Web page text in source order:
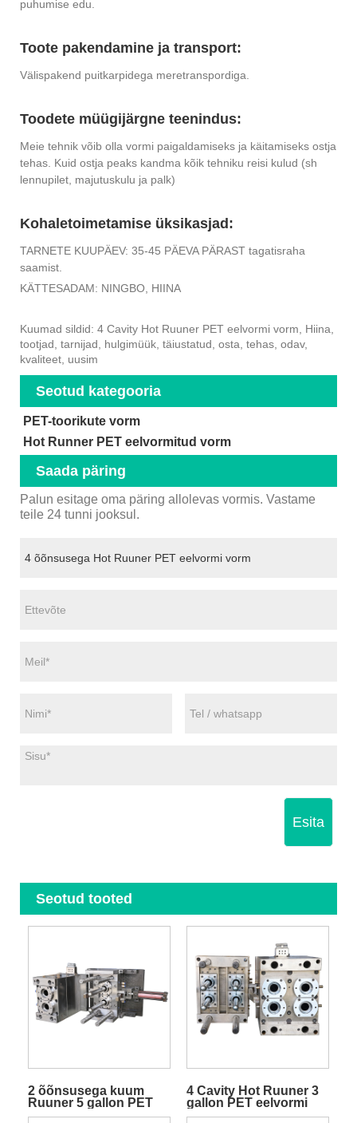
puhumise edu.
Toote pakendamine ja transport:
Välispakend puitkarpidega meretranspordiga.
Toodete müügijärgne teenindus:
Meie tehnik võib olla vormi paigaldamiseks ja käitamiseks ostja
tehas. Kuid ostja peaks kandma kõik tehniku ​​reisi kulud (sh
lennupilet, majutuskulu ja palk)
Kohaletoimetamise üksikasjad:
TARNETE KUUPÄEV: 35-45 PÄEVA PÄRAST tagatisraha
saamist.
KÄTTESADAM: NINGBO, HIINA
Kuumad sildid: 4 Cavity Hot Ruuner PET eelvormi vorm, Hiina,
tootjad, tarnijad, hulgimüük, täiustatud, osta, tehas, odav,
kvaliteet, uusim
Seotud kategooria
PET-toorikute vorm
Hot Runner PET eelvormitud vorm
Saada päring
Palun esitage oma päring allolevas vormis. Vastame
teile 24 tunni jooksul.
Esita
Seotud tooted
2 õõnsusega kuum
Ruuner 5 gallon PET
eelvormi vorm
4 Cavity Hot Ruuner 3
gallon PET eelvormi
vorm